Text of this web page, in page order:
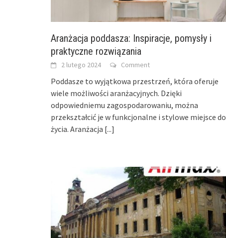
Aranżacja poddasza: Inspiracje, pomysły i
praktyczne rozwiązania
2 lutego 2024 Comment
Poddasze to wyjątkowa przestrzeń, która oferuje
wiele możliwości aranżacyjnych. Dzięki
odpowiedniemu zagospodarowaniu, można
przekształcić je w funkcjonalne i stylowe miejsce do
życia. Aranżacja [...]